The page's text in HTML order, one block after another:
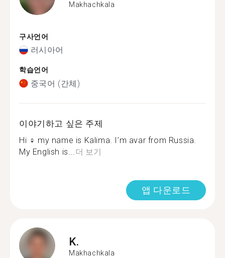
Makhachkala
구사언어
러시아어
학습언어
중국어 (간체)
이야기하고 싶은 주제
Hi ‍♀️ my name is Kalima. I’m avar from Russia.
My English is... 더 보기
앱 다운로드
K.
Makhachkala